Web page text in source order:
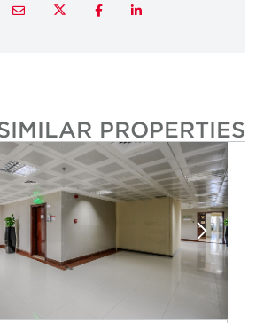
LinkedIn
Facebook
Twitter
Email
SIMILAR PROPERTIES